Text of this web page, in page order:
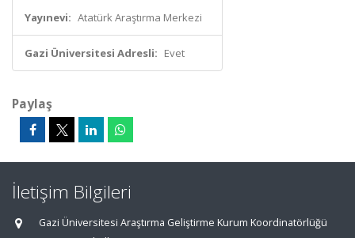
Yayınevi: Atatürk Araştırma Merkezi
Gazi Üniversitesi Adresli: Evet
Paylaş
İletişim Bilgileri
Gazi Üniversitesi Araştırma Geliştirme Kurum Koordinatörlüğü